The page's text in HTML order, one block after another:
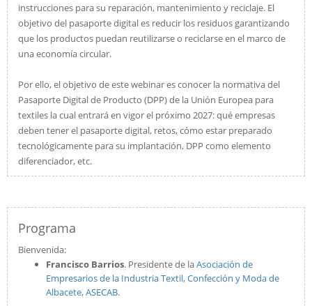
instrucciones para su reparación, mantenimiento y reciclaje. El
objetivo del pasaporte digital es reducir los residuos garantizando
que los productos puedan reutilizarse o reciclarse en el marco de
una economía circular.
Por ello, el objetivo de este webinar es conocer la normativa del
Pasaporte Digital de Producto (DPP) de la Unión Europea para
textiles la cual entrará en vigor el próximo 2027: qué empresas
deben tener el pasaporte digital, retos, cómo estar preparado
tecnológicamente para su implantación, DPP como elemento
diferenciador, etc.
Programa
Bienvenida:
Francisco Barrios. Presidente de laAsociación de
Empresarios de la Industria Textil, Confección y Moda de
Albacete, ASECAB.